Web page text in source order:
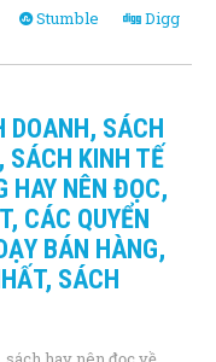
Stumble Digg
DOANH, SÁCH
SÁCH KINH TẾ
HAY NÊN ĐỌC,
CÁC QUYỂN
BÁN HÀNG,
SÁCH